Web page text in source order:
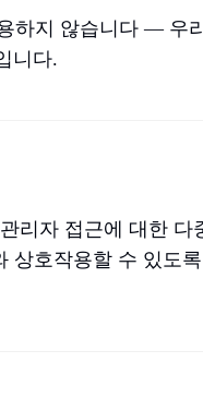
하지 않습니다 — 우
니다.
리자 접근에 대한 다
호작용할 수 있도록